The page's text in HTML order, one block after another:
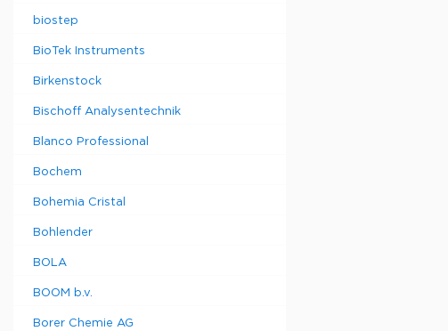
biostep
BioTek Instruments
Birkenstock
Bischoff Analysentechnik
Blanco Professional
Bochem
Bohemia Cristal
Bohlender
BOLA
BOOM b.v.
Borer Chemie AG